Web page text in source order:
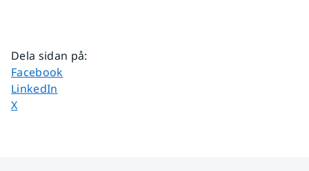
Dela sidan på:
Dela sidan på
Facebook
Dela sidan på
LinkedIn
Dela sidan på
X